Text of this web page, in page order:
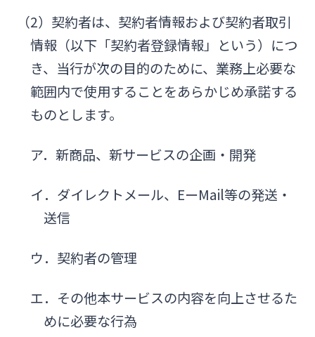
（2）契約者は、契約者情報および契約者取引
情報（以下「契約者登録情報」という）につ
き、当行が次の目的のために、業務上必要な
範囲内で使用することをあらかじめ承諾する
ものとします。
ア．新商品、新サービスの企画・開発
イ．ダイレクトメール、EーMail等の発送・
送信
ウ．契約者の管理
エ．その他本サービスの内容を向上させるた
めに必要な行為